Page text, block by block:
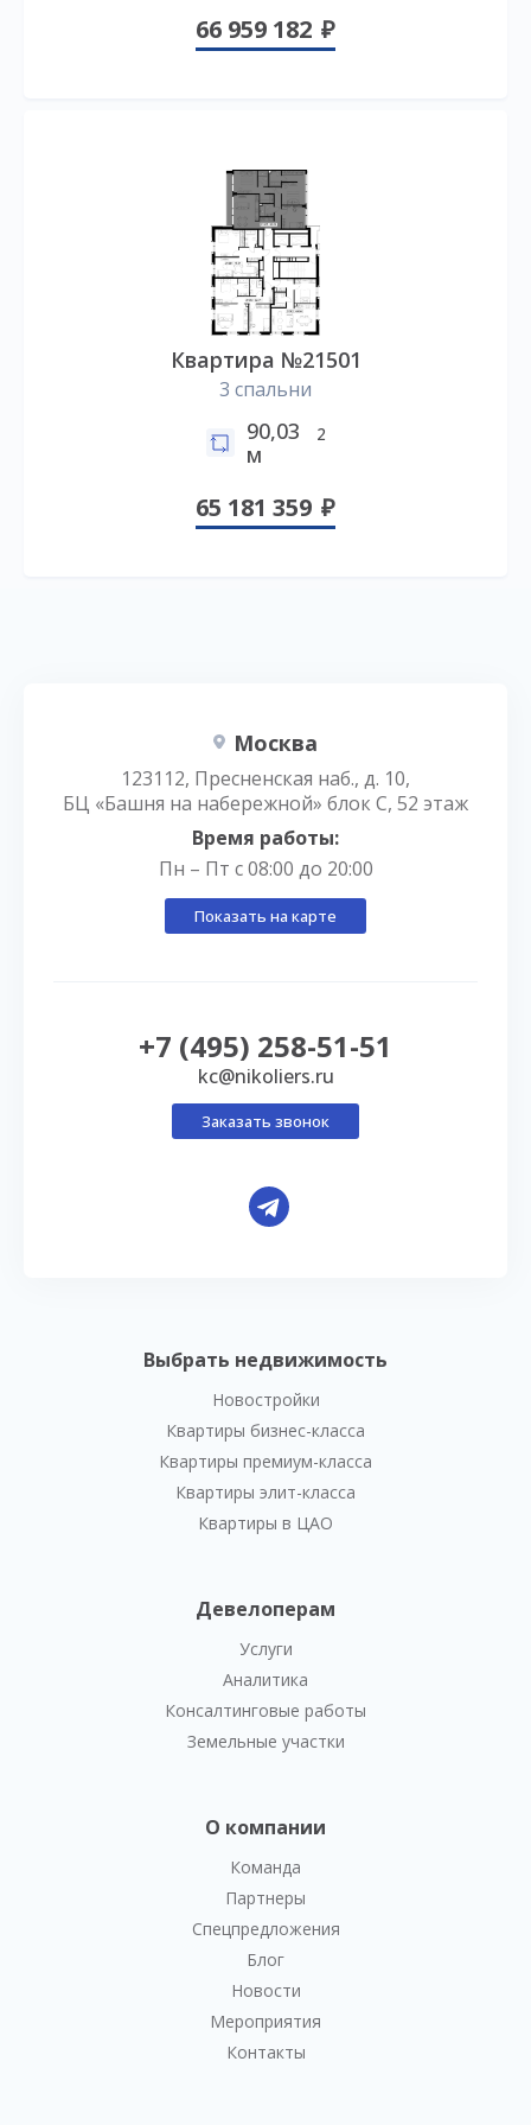
66 959 182
Квартира №21501
3 спальни
90,03
м
2
65 181 359
Выбрать недвижимость
Новостройки
Квартиры бизнес-класса
Квартиры премиум-класса
Квартиры элит-класса
Квартиры в ЦАО
Девелоперам
Услуги
Аналитика
Консалтинговые работы
Земельные участки
О компании
Команда
Партнеры
Спецпредложения
Блог
Новости
Мероприятия
Контакты
Москва
123112, Пресненская наб., д. 10,
БЦ «Башня на набережной» блок С, 52 этаж
Время работы:
Пн – Пт с 08:00 до 20:00
Показать на карте
+7 (495) 258-51-51
kc@nikoliers.ru
Заказать звонок